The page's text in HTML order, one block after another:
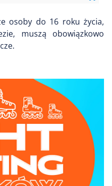
osoby do 16 roku życia,
muszą obowiązkowo